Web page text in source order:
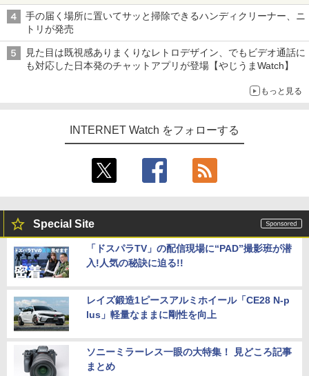
手の届く場所に置いてサッと掃除できるハンディクリーナー、ニ
トリが発売
見た目は既視感ありまくりなレトロデザイン、でもビデオ通話に
も対応した日本発のチャットアプリが登場【やじうまWatch】
もっと見る
INTERNET Watch をフォローする
Special Site
「ドスパラTV」の配信現場に“PAD”撮影班が潜
入!人気の秘訣に迫る!!
レイズ鍛造1ピースアルミホイール「CE28 N-p
lus」軽量なままに剛性を向上
ソニーミラーレス一眼の大特集！ 見どころ記事
まとめ